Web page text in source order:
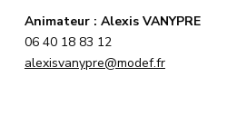
Animateur : Alexis VANYPRE
06 40 18 83 12
alexisvanypre@modef.fr